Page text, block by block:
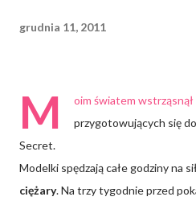
grudnia 11, 2011
M
oim światem
przygotowujących się
Secret.
Modelki spędzają całe godziny na
ciężary. Na trzy tygodnie przed